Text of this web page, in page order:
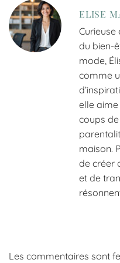
ELISE
Curieuse
du bien-
mode,
comme
elle
coups
maison.
de créer
et de
Les commentaires sont